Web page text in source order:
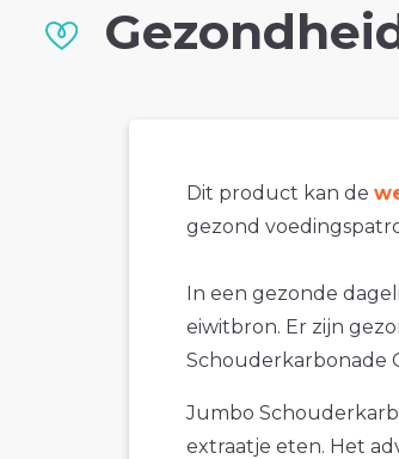
Dit product kan de
gezond
In een gezonde
eiwitbron. Er zijn
Schouderkarbonade
Jumbo
extraatje eten. Het